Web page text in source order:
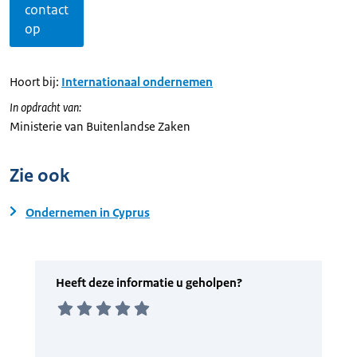
contact
op
Hoort bij: Internationaal ondernemen
In opdracht van:
Ministerie van Buitenlandse Zaken
Zie ook
Ondernemen in Cyprus